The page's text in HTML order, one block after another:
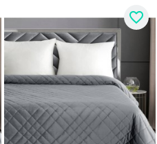
favorite_border